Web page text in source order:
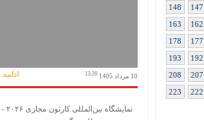
147
148
162
163
177
178
192
193
207
208
222
223
10 مرداد 1405 13:20 ادامه...
نمایشگاه بین‌المللی کارتون مجازی ۲۰۲۶ -